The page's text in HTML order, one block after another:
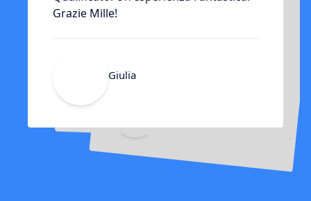
Grazie Mille!
Giulia